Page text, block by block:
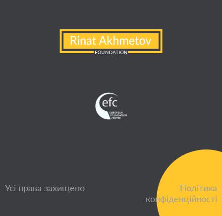
Усі права захищено
Політика
конфіденційності